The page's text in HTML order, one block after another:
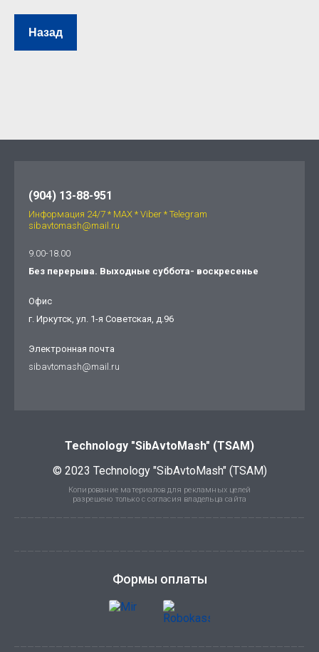
Назад
(904) 13-88-951
Информация 24/7 * МАХ * Viber * Telegram
sibavtomash@mail.ru
9.00-18.00
Без перерыва. Выходные суббота- воскресенье
Офис
г. Иркутск, ул. 1-я Советская, д.96
Электронная почта
sibavtomash@mail.ru
Technology "SibAvtoMash" (TSAM)
© 2023 Technology "SibAvtoMash" (TSAM)
Копирование материалов для рекламных целей
разрешено только с согласия владельца сайта
Формы оплаты